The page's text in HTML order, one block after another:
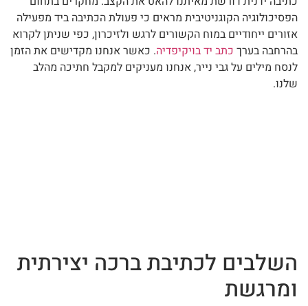
הפסיכולוגיה הקוגניטיבית מראים כי פעולת הכתיבה ביד מפעילה
אזורים ייחודיים במוח הקשורים לרגש ולזיכרון, כפי שניתן לקרוא
בהרחבה בערך כתב יד בויקיפדיה. כאשר אנחנו מקדישים את הזמן
לנסח מילים על גבי נייר, אנחנו מעניקים למקבל חתיכה מהלב
שלנו.
השלבים לכתיבת ברכה יצירתית
ומרגשת